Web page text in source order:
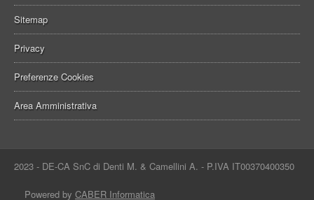
Sitemap
Privacy
Preferenze Cookies
Area Amministrativa
2023 - DE-CA SnC di Denti M. & Camellini A. - P.IVA IT00370400350
Powered by CABER Informatica